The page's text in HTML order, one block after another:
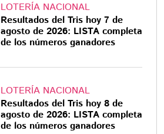
LOTERÍA NACIONAL
Resultados del Tris hoy 7 de
agosto de 2026: LISTA completa
de los números ganadores
LOTERÍA NACIONAL
Resultados del Tris hoy 8 de
agosto de 2026: LISTA completa
de los números ganadores